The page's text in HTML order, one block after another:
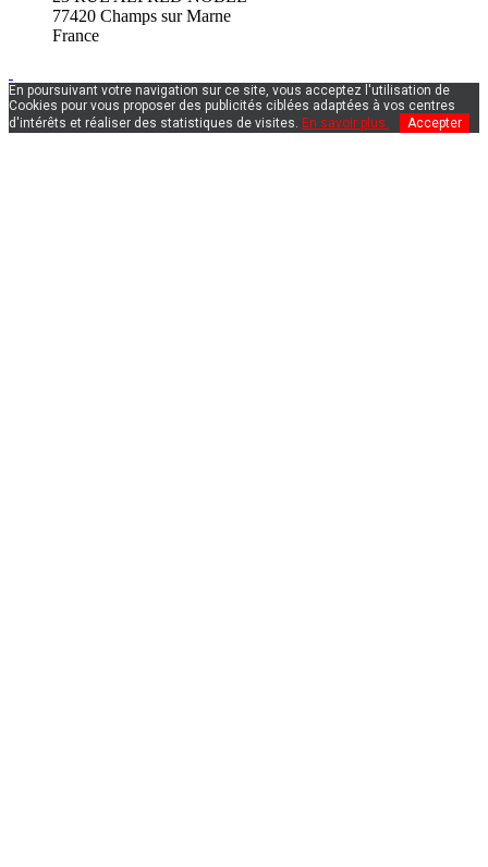
77420 Champs sur Marne
France
En poursuivant votre navigation sur ce site, vous acceptez l'utilisation de
Cookies pour vous proposer des publicités ciblées adaptées à vos centres
d'intérêts et réaliser des statistiques de visites. En savoir plus. Accepter